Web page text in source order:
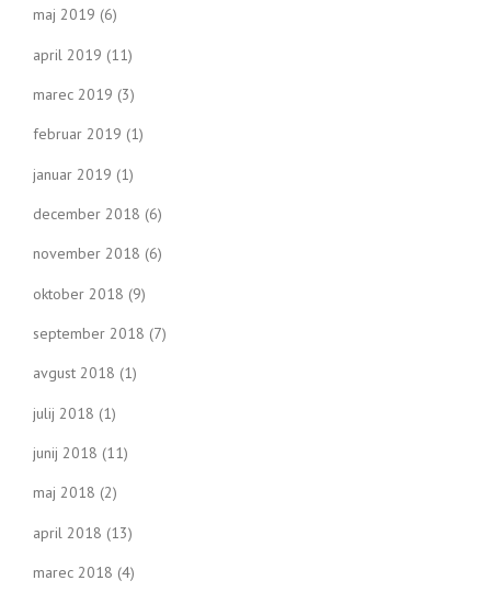
maj 2019 (6)
april 2019 (11)
marec 2019 (3)
februar 2019 (1)
januar 2019 (1)
december 2018 (6)
november 2018 (6)
oktober 2018 (9)
september 2018 (7)
avgust 2018 (1)
julij 2018 (1)
junij 2018 (11)
maj 2018 (2)
april 2018 (13)
marec 2018 (4)